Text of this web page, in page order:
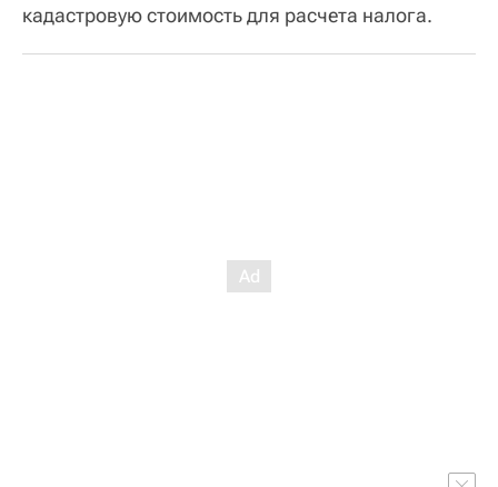
кадастровую стоимость для расчета налога.